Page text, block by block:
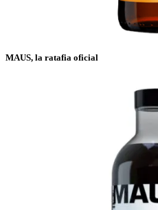
MAUS, la ratafia oficial